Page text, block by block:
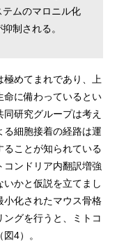
ムのマロニル化
制される。
めてまれであり、上
命に備わっているとい
研究グループは考え
る細胞接着の経路は運
ことが知られている
コンドリア内翻訳増強
かと仮説を立てまし
小化されたマウス骨格
グを行うと、ミトコ
4）。